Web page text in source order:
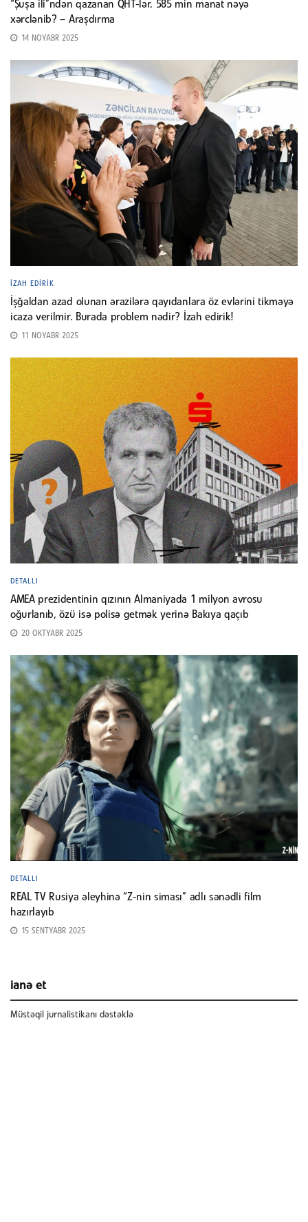
“Şuşa ili”ndən qazanan QHT-lər. 585 min manat nəyə
xərclənib? – Araşdırma
14 NOYABR 2025
İZAH EDIRIK
İşğaldan azad olunan ərazilərə qayıdanlara öz evlərini tikməyə
icazə verilmir. Burada problem nədir? İzah edirik!
11 NOYABR 2025
DETALLI
AMEA prezidentinin qızının Almaniyada 1 milyon avrosu
oğurlanıb, özü isə polisə getmək yerinə Bakıya qaçıb
20 OKTYABR 2025
DETALLI
REAL TV Rusiya əleyhinə “Z-nin siması” adlı sənədli film
hazırlayıb
15 SENTYABR 2025
ianə et
Müstəqil jurnalistikanı dəstəklə